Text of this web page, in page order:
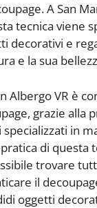
A San
tecnica viene
decorativi e
e la sua
Albergo VR è
grazie alla
in
di questa
trovare
il
oggetti